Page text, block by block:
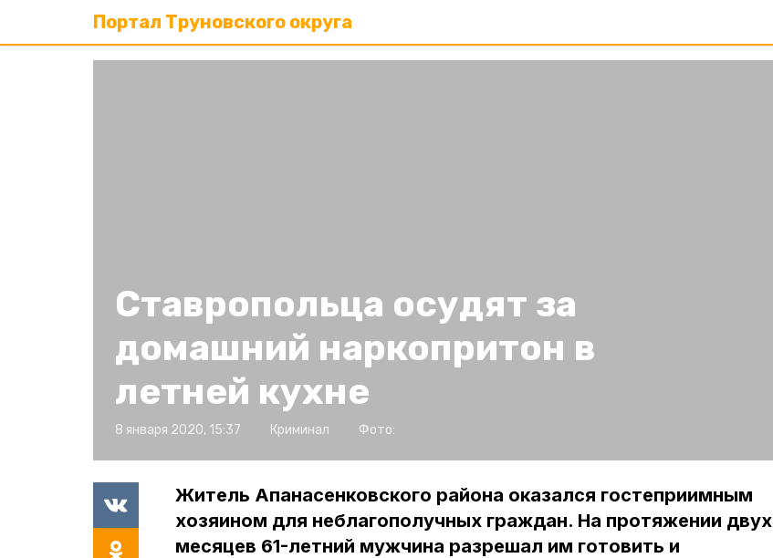
Портал Труновского округа
Ставропольца осудят за
домашний наркопритон в
летней кухне
8 января 2020, 15:37 Криминал Фото:
Житель Апанасенковского района оказался гостеприимным
хозяином для неблагополучных граждан. На протяжении двух
месяцев 61-летний мужчина разрешал им готовить и